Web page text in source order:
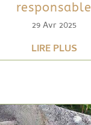
responsable
29 Avr 2025
LIRE PLUS